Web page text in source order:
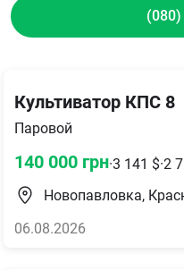
Культиватор КПС 8
Паровой
140 000 грн·3 141 $·2
Новопавловка,
06.08.2026
(080)